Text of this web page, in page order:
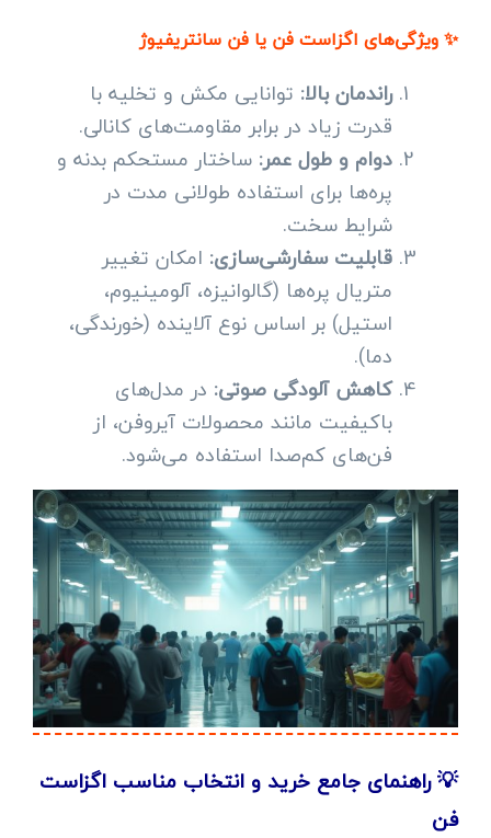
✨ ویژگی‌های اگزاست فن یا فن سانتریفیوژ
راندمان بالا: توانایی مکش و تخلیه با
قدرت زیاد در برابر مقاومت‌های کانالی.
دوام و طول عمر: ساختار مستحکم بدنه و
پره‌ها برای استفاده طولانی مدت در
شرایط سخت.
قابلیت سفارشی‌سازی: امکان تغییر
متریال پره‌ها (گالوانیزه، آلومینیوم،
استیل) بر اساس نوع آلاینده (خورندگی،
دما).
کاهش آلودگی صوتی: در مدل‌های
باکیفیت مانند محصولات آیروفن، از
فن‌های کم‌صدا استفاده می‌شود.
💡 راهنمای جامع خرید و انتخاب مناسب اگزاست
فن